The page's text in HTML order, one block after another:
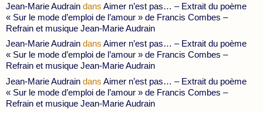
Jean-Marie Audrain dans Aimer n’est pas… – Extrait du poème
« Sur le mode d’emploi de l’amour » de Francis Combes –
Refrain et musique Jean-Marie Audrain
Jean-Marie Audrain dans Aimer n’est pas… – Extrait du poème
« Sur le mode d’emploi de l’amour » de Francis Combes –
Refrain et musique Jean-Marie Audrain
Jean-Marie Audrain dans Aimer n’est pas… – Extrait du poème
« Sur le mode d’emploi de l’amour » de Francis Combes –
Refrain et musique Jean-Marie Audrain